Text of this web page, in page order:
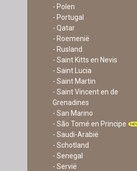
- Polen
- Portugal
- Qatar
- Roemenië
- Rusland
- Saint Kitts en Nevis
- Saint Lucia
- Saint Martin
- Saint Vincent en de
Grenadines
- San Marino
- São Tomé en Principe
- Saudi-Arabië
- Schotland
- Senegal
- Servië